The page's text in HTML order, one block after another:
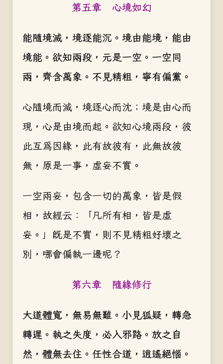
第五章 心境如幻
能隨境滅，境逐能沉。境由能境，能由
境能。欲知兩段，元是一空。一空同
兩，齊含萬象。不見精粗，寧有偏黨。
心隨境而滅，境逐心而沈；境是由心而
現，心是由境而起。欲知心境兩段，彼
此互為因緣，此有故彼有，此無故彼
無，原是一事，虛妄不實。
一空兩妄，包含一切的萬象，皆是假
相，故經云：「凡所有相，皆是虛
妄。」既是不實，則不見精粗好壞之
別，哪會偏執一邊呢？
第六章 隨緣修行
大道體寬，無易無難。小見狐疑，轉急
轉遲。執之失度，必入邪路。放之自
然，體無去住。任性合道，逍遙絕惱。